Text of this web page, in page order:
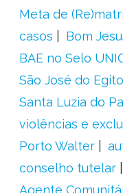
Meta de
casos
Bom
BAE no Selo
São José do Egito
Santa Luzia do
violências e
Porto Walter
conselho tutelar
Agente